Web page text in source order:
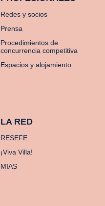
Redes y socios
Prensa
Procedimientos de
concurrencia competitiva
Espacios y alojamiento
LA RED
RESEFE
¡Viva Villa!
MIAS